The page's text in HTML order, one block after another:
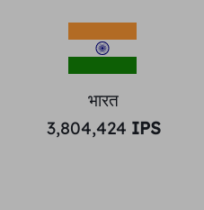
भारत
3,804,424 IPS